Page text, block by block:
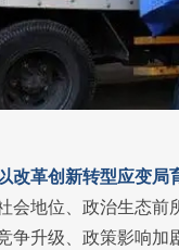
革创新转型应变局
会地位、政治生态前
争升级、政策影响加